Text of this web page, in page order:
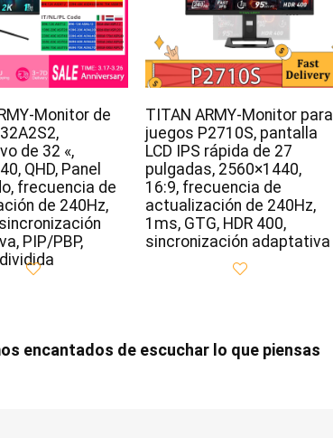
Monitor de
de 32 «,
QHD, Panel
frecuencia de
de 240Hz,
PIP/PBP,
TITAN ARMY-Monitor para
juegos P2710S, pantalla
LCD IPS rápida de 27
pulgadas, 2560×1440,
16:9, frecuencia de
actualización de 240Hz,
1ms, GTG, HDR 400,
sincronización adaptativa
encantados de escuchar lo que piensas